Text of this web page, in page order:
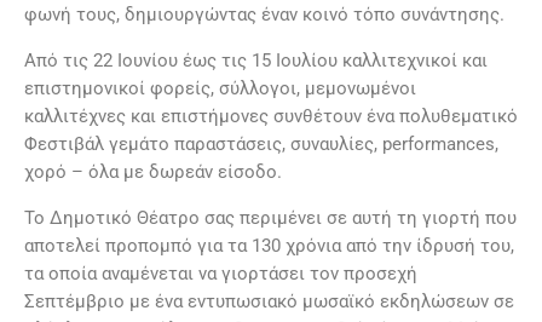
φωνή τους, δημιουργώντας έναν κοινό τόπο συνάντησης.
Από τις 22 Ιουνίου έως τις 15 Ιουλίου καλλιτεχνικοί και
επιστημονικοί φορείς, σύλλογοι, μεμονωμένοι
καλλιτέχνες και επιστήμονες συνθέτουν ένα πολυθεματικό
Φεστιβάλ γεμάτο παραστάσεις, συναυλίες, performances,
χορό – όλα με δωρεάν είσοδο.
Το Δημοτικό Θέατρο σας περιμένει σε αυτή τη γιορτή που
αποτελεί προπομπό για τα 130 χρόνια από την ίδρυσή του,
τα οποία αναμένεται να γιορτάσει τον προσεχή
Σεπτέμβριο με ένα εντυπωσιακό μωσαϊκό εκδηλώσεων σε